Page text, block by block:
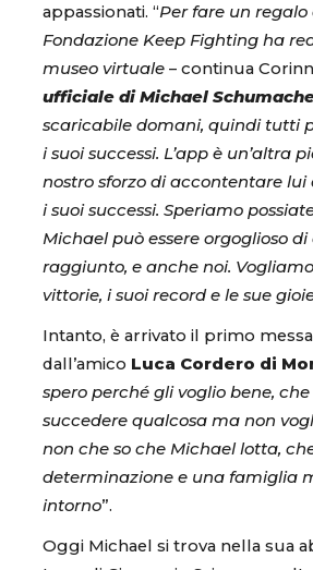
appassionati. “Per fare un regalo
Fondazione Keep Fighting ha
museo virtuale – continua
ufficiale di Michael
scaricabile domani, quindi tutti
i suoi successi. L’app è un’altra
nostro sforzo di accontentare lui
i suoi successi. Speriamo
Michael può essere orgoglioso
raggiunto, e anche noi.
vittorie, i suoi record e le sue
Intanto, è arrivato il primo
dall’amico Luca Cordero di
spero perché gli voglio bene, che
succedere qualcosa ma non
non che so che Michael lotta,
determinazione e una famiglia
intorno”.
Oggi Michael si trova nella sua